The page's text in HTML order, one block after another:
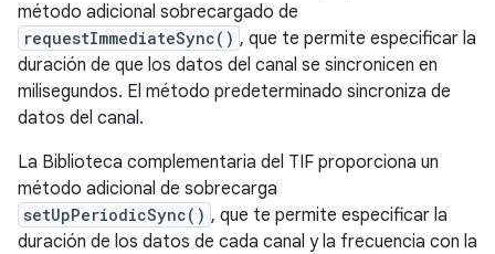
método adicional sobrecargado de
requestImmediateSync() , que te permite especificar la
duración de que los datos del canal se sincronicen en
milisegundos. El método predeterminado sincroniza de
datos del canal.
La Biblioteca complementaria del TIF proporciona un
método adicional de sobrecarga
setUpPeriodicSync() , que te permite especificar la
duración de los datos de cada canal y la frecuencia con la